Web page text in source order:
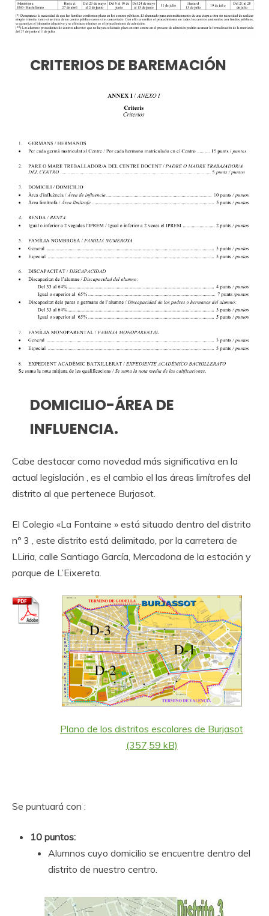
CRITERIOS DE BAREMACIÓN
DOMICILIO-ÁREA DE
INFLUENCIA.
Cabe destacar como novedad más significativa en la
actual legislación , es el cambio el las áreas limítrofes del
distrito al que pertenece Burjasot.
El Colegio «La Fontaine » está situado dentro del distrito
nº 3 , este distrito está delimitado, por la carretera de
LLiria, calle Santiago García, Mercadona de la estación y
parque de L’Eixereta.
Plano de los distritos escolares de Burjasot
Se puntuará con :
10 puntos:
Alumnos cuyo domicilio se encuentre dentro del
distrito de nuestro centro.